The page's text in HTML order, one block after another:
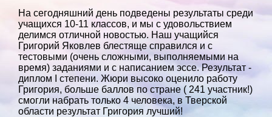
На сегодняшний день подведены результаты среди
учащихся 10-11 классов, и мы с удовольствием
делимся отличной новостью. Наш учащийся
Григорий Яковлев блестяще справился и с
тестовыми (очень сложными, выполняемыми на
время) заданиями и с написанием эссе. Результат -
диплом I степени. Жюри высоко оценило работу
Григория, больше баллов по стране ( 241 участник!)
смогли набрать только 4 человека, в Тверской
области результат Григория лучший!